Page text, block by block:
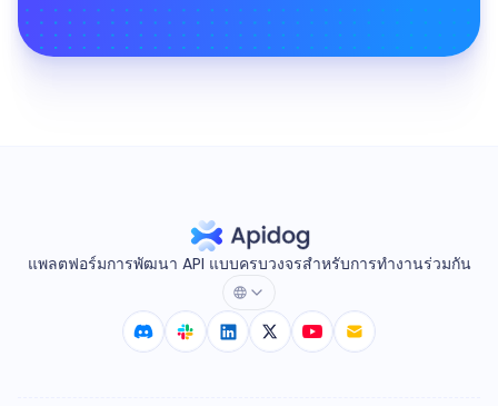
แพลตฟอร์มการพัฒนา API แบบครบวงจรสำหรับการทำงานร่วมกัน